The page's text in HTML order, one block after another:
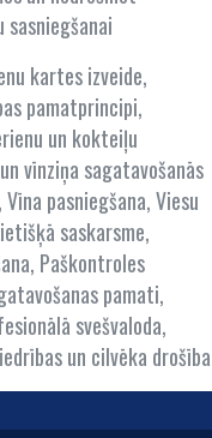
sasniegšanai
kartes izveide,
pamatprincipi,
un kokteiļu
vīnziņa sagatavošanās
pasniegšana, Viesu
saskarsme,
Paškontroles
pamati,
svešvaloda,
un cilvēka drošība